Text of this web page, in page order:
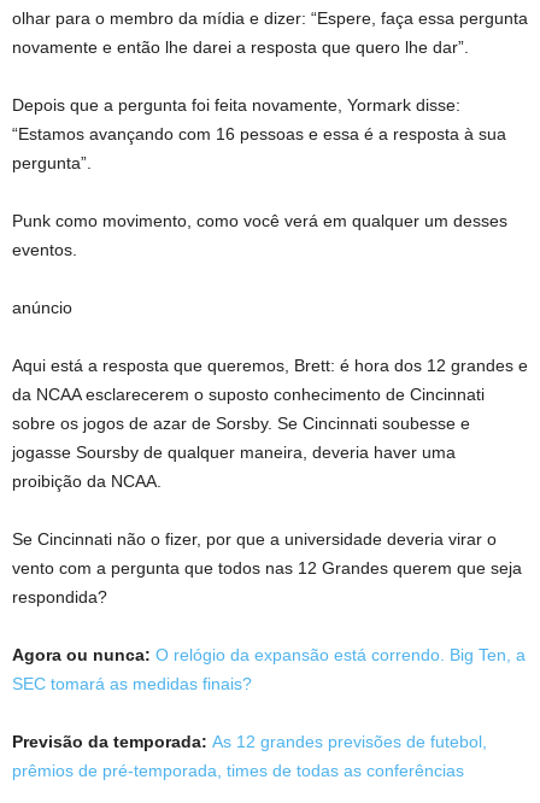
olhar para o membro da mídia e dizer: “Espere, faça essa pergunta
novamente e então lhe darei a resposta que quero lhe dar”.
Depois que a pergunta foi feita novamente, Yormark disse:
“Estamos avançando com 16 pessoas e essa é a resposta à sua
pergunta”.
Punk como movimento, como você verá em qualquer um desses
eventos.
anúncio
Aqui está a resposta que queremos, Brett: é hora dos 12 grandes e
da NCAA esclarecerem o suposto conhecimento de Cincinnati
sobre os jogos de azar de Sorsby. Se Cincinnati soubesse e
jogasse Soursby de qualquer maneira, deveria haver uma
proibição da NCAA.
Se Cincinnati não o fizer, por que a universidade deveria virar o
vento com a pergunta que todos nas 12 Grandes querem que seja
respondida?
Agora ou nunca: O relógio da expansão está correndo. Big Ten, a
SEC tomará as medidas finais?
Previsão da temporada: As 12 grandes previsões de futebol,
prêmios de pré-temporada, times de todas as conferências